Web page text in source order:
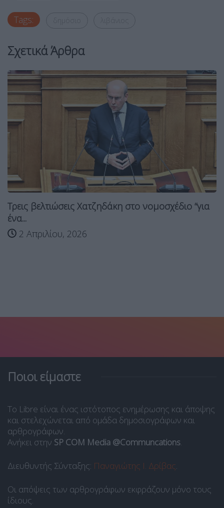
Tags:
Σχετικά Άρθρα
Τρεις βελτιώσεις Χατζηδάκη στο νομοσχέδιο “για
ένα...
2 Απριλίου, 2026
Ποιοι είμαστε
Το Libre είναι ένας ιστότοπος ενημέρωσης και άποψης
και στελεχώνεται από ομάδα δημοσιογράφων και
αρθρογράφων.
Ανήκει στην SP COM Media @Communcations.
Διευθυντής Σύνταξης: Παναγιώτης Ι. Δρίβας.
Οι απόψεις των αρθρογράφων εκφράζουν μόνο τους
ίδιους.